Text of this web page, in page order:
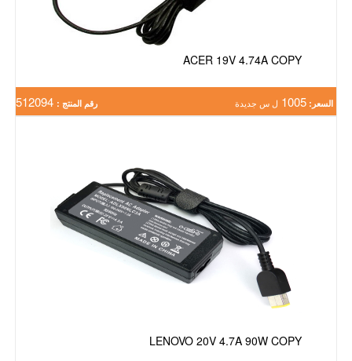
ACER 19V 4.74A COPY
السعر: 1005 ل س جديدة رقم المنتج :
LENOVO 20V 4.7A 90W COPY